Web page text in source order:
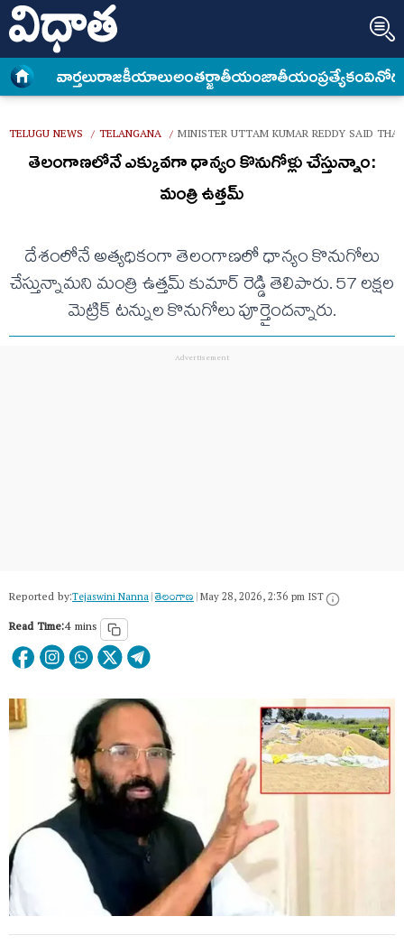
వార్త‌లురాజకీయాలుఅంత‌ర్జాతీయంజాతీయంప్రత్యేకం
TELUGU NEWS / TELANGANA / MINISTER UTTAM KUMAR REDDY SAID
తెలంగాణలోనే ఎక్కువగా ధాన్యం కొనుగోళ్లు చేస్తున్నాం:
మంత్రి ఉత్తమ్
దేశంలోనే అత్యధికంగా తెలంగాణలో ధాన్యం కొనుగోలు
చేస్తున్నామని మంత్రి ఉత్తమ్ కుమార్ రెడ్డి తెలిపారు. 57 లక్షల
మెట్రిక్ టన్నుల కొనుగోలు పూర్తైందన్నారు.
Reported by:Tejaswini Nanna|తెలంగాణ‌|May 28, 2026, 2:36 pm IST
Read Time:4 mins